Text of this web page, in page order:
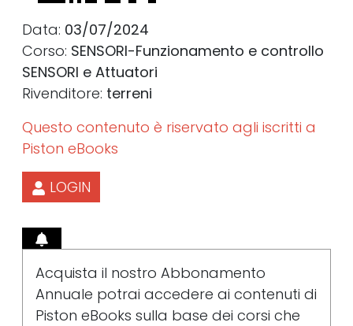
Data: 03/07/2024
Corso: SENSORI-Funzionamento e controllo
SENSORI e Attuatori
Rivenditore: terreni
Questo contenuto è riservato agli iscritti a
Piston eBooks
LOGIN
Acquista il nostro Abbonamento
Annuale potrai accedere ai contenuti di
Piston eBooks sulla base dei corsi che